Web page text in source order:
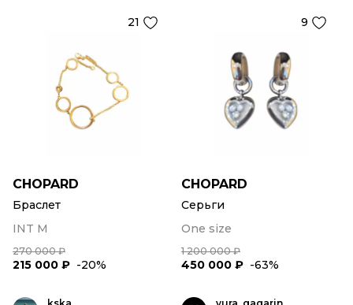
21
CHOPARD
Браслет
INT M
270 000 ₽
215 000 ₽ -20%
9
CHOPARD
Серьги
One size
1 200 000 ₽
450 000 ₽ -63%